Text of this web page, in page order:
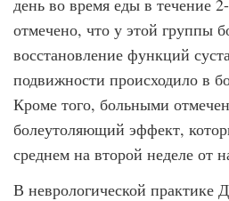
день во время еды в течение
отмечено, что у этой группы
восстановление функций
подвижности происходило в
Кроме того, больными
болеутоляющий эффект,
среднем на второй неделе от
В неврологической